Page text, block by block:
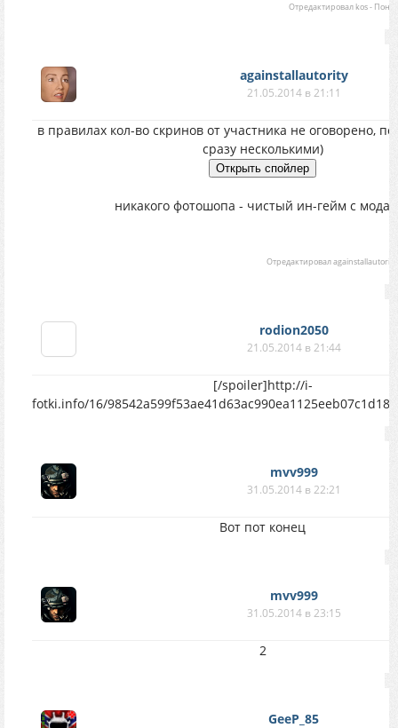
Отредактировал kos-
againstallautority
21.05.2014 в 21:11
в правилах кол-во скринов от участника не оговорено,
сразу несколькими)
никакого фотошопа - чистый ин-гейм с
Отредактировалagainstallautority
rodion2050
21.05.2014 в 21:44
[/spoiler]http://i-
fotki.info/16/
mvv999
31.05.2014 в 22:21
Вот пот конец
mvv999
31.05.2014 в 23:15
2
GeeP_85